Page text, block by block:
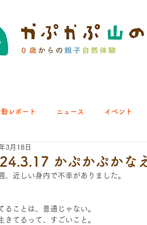
動レポート ニュース イベント
す森
かぷかぷかな
3月18日
、近しい身内で不幸がありました。
ることは、普通じゃない。
きてるって、すごいこと。